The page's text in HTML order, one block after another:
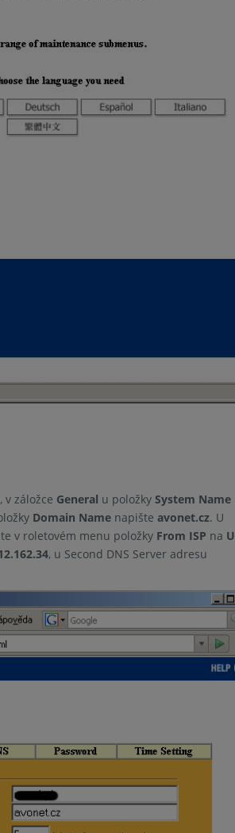
, v záložce General u položky System Name
Domain Name napište avonet.cz. U
v roletovém menu položky From ISP na
, u Second DNS Server adresu